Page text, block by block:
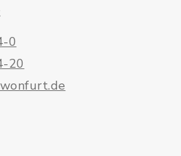
0
20